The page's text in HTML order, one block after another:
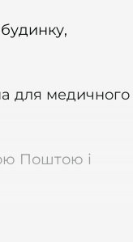
для медичного
Поштою і